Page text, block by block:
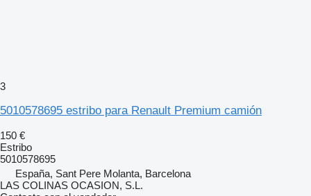
3
5010578695 estribo para Renault Premium camión
150 €
Estribo
5010578695
España, Sant Pere Molanta, Barcelona
LAS COLINAS OCASION, S.L.